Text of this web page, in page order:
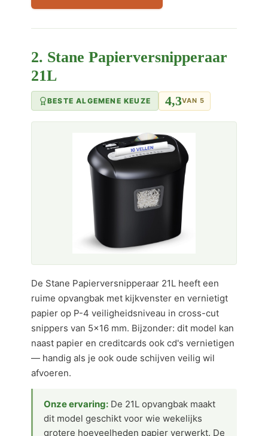
2. Stane Papierversnipperaar
21L
BESTE ALGEMENE KEUZE 4,3VAN 5
De Stane Papierversnipperaar 21L heeft een
ruime opvangbak met kijkvenster en vernietigt
papier op P-4 veiligheidsniveau in cross-cut
snippers van 5×16 mm. Bijzonder: dit model kan
naast papier en creditcards ook cd's vernietigen
— handig als je ook oude schijven veilig wil
afvoeren.
Onze ervaring: De 21L opvangbak maakt
dit model geschikt voor wie wekelijks
grotere hoeveelheden papier verwerkt. De